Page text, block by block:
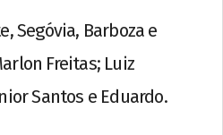
Segóvia, Barboza e
Freitas; Luiz
Santos e Eduardo.